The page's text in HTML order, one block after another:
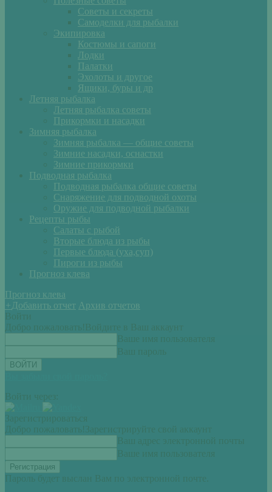
Советы и секреты
Самоделки для рыбалки
Экипировка
Костюмы и сапоги
Лодки
Палатки
Эхолоты и другое
Ящики, буры и др
Летняя рыбалка
Летняя рыбалка советы
Прикормки и насадки
Зимняя рыбалка
Зимняя рыбалка — общие советы
Зимние насадки, оснастки
Зимние прикормки
Подводная рыбалка
Подводная рыбалка общие советы
Снаряжение для подводной охоты
Оружие для подводной рыбалки
Рецепты рыбы
Салаты с рыбой
Вторые блюда из рыбы
Первые блюда (уха,суп)
Пироги из рыбы
Прогноз клева
Прогноз клева
+ Добавить отчет Архив отчетов
Войти
Добро пожаловать! Войдите в Ваш аккаунт
Ваше имя пользователя
Ваш пароль
Войти через:
Зарегистрироваться
Добро пожаловать! Зарегистрируйте свой аккаунт
Ваш адрес электронной почты
Ваше имя пользователя
Пароль будет выслан Вам по электронной почте.